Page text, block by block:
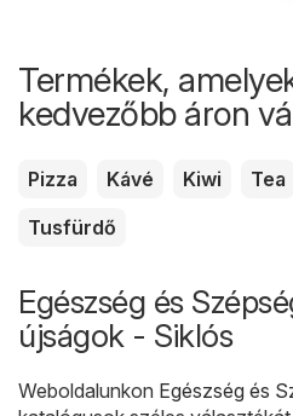
Termékek,
kedvezőbb áron
Pizza Kávé Kiwi Tea
Tusfürdő
Egészség és
újságok - Siklós
Weboldalunkon Egészség és